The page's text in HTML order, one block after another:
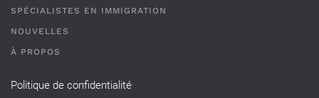
SPÉCIALISTES EN IMMIGRATION
NOUVELLES
À PROPOS
Politique de confidentialité